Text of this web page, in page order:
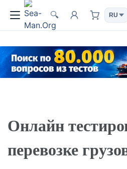
🔍
Онлайн
перевозке